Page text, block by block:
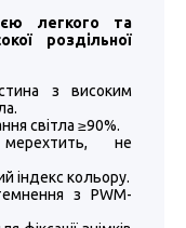
легкого та
роздільної
з високим
світла ≥90%.
не
індекс кольору.
з PWM-